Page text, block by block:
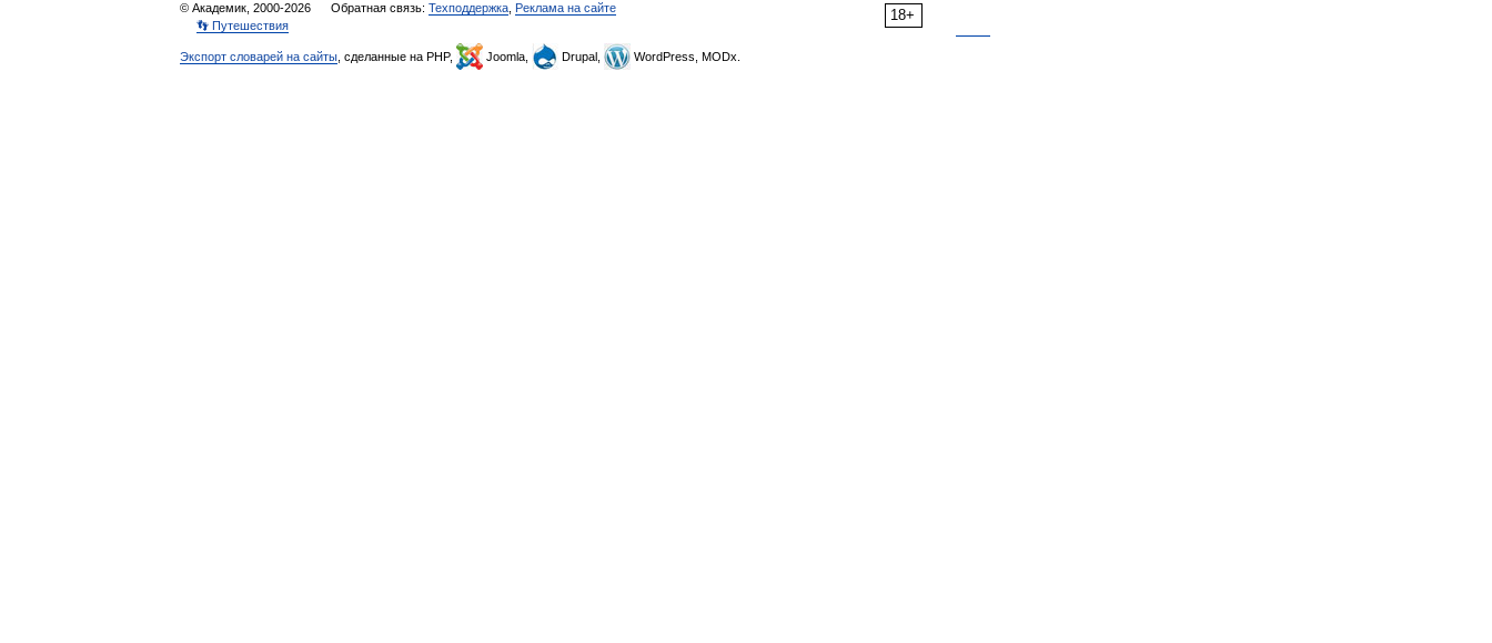
18+
© Академик, 2000-2026 Обратная связь: Техподдержка Реклама на сайте
👣 Путешествия
Экспорт словарей на сайты , сделанные на PHP, Joomla, Drupal, WordPress, MODx.